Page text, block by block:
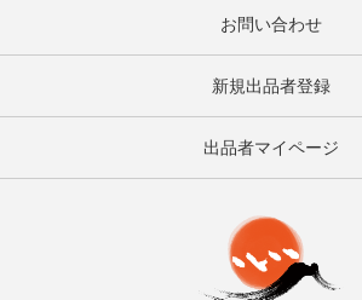
お問い合わせ
新規出品者登録
出品者マイページ